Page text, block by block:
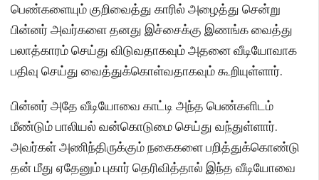
பெண்களையும் குறிவைத்து காரில் அழைத்து சென்று
பின்னர் அவர்களை தனது இச்சைக்கு இணங்க வைத்து
பலாத்காரம் செய்து விடுவதாகவும் அதனை வீடியோவாக
பதிவு செய்து வைத்துக்கொள்வதாகவும் கூறியுள்ளார்.
பின்னர் அதே வீடியோவை காட்டி அந்த பெண்களிடம்
மீண்டும் பாலியல் வன்கொடுமை செய்து வந்துள்ளார்.
அவர்கள் அணிந்திருக்கும் நகைகளை பறித்துக்கொண்டு
தன் மீது ஏதேனும் புகார் தெரிவித்தால் இந்த வீடியோவை